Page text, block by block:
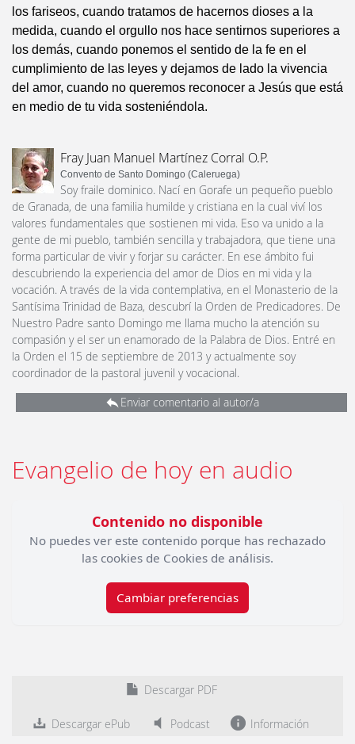
los fariseos, cuando tratamos de hacernos dioses a la
medida, cuando el orgullo nos hace sentirnos superiores a
los demás, cuando ponemos el sentido de la fe en el
cumplimiento de las leyes y dejamos de lado la vivencia
del amor, cuando no queremos reconocer a Jesús que está
en medio de tu vida sosteniéndola.
Fray Juan Manuel Martínez Corral O.P.
Convento de Santo Domingo (Caleruega)
Soy fraile dominico. Nací en Gorafe un pequeño pueblo
de Granada, de una familia humilde y cristiana en la cual viví los
valores fundamentales que sostienen mi vida. Eso va unido a la
gente de mi pueblo, también sencilla y trabajadora, que tiene una
forma particular de vivir y forjar su carácter. En ese ámbito fui
descubriendo la experiencia del amor de Dios en mi vida y la
vocación. A través de la vida contemplativa, en el Monasterio de la
Santísima Trinidad de Baza, descubrí la Orden de Predicadores. De
Nuestro Padre santo Domingo me llama mucho la atención su
compasión y el ser un enamorado de la Palabra de Dios. Entré en
la Orden el 15 de septiembre de 2013 y actualmente soy
coordinador de la pastoral juvenil y vocacional.
Enviar comentario al autor/a
Evangelio de hoy en audio
Contenido no disponible
No puedes ver este contenido porque has rechazado
las cookies de Cookies de análisis.
Cambiar preferencias
Descargar PDF
Descargar ePub Podcast Información